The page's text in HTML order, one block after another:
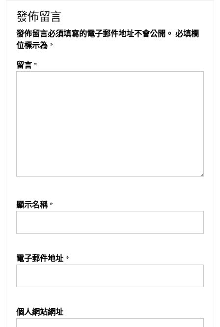
發佈留言
發佈留言必須填寫的電子郵件地址不會公開。 必填欄
位標示為 *
留言 *
顯示名稱 *
電子郵件地址 *
個人網站網址